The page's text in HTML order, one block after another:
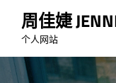
content
周佳婕
个人网站